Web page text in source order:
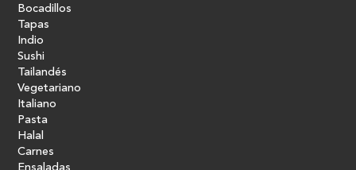
Bocadillos
Tapas
Indio
Sushi
Tailandés
Vegetariano
Italiano
Pasta
Halal
Carnes